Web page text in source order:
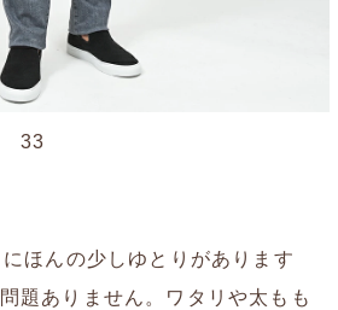
33
ほんの少しゆとりがあります
題ありません。ワタリや太もも